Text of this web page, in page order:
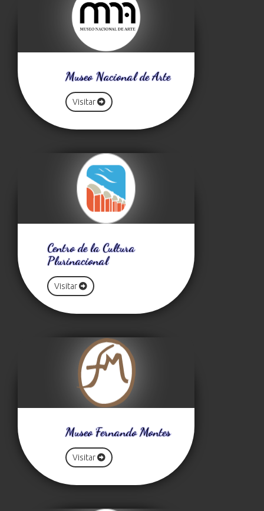
Museo Nacional de Arte
Visitar
Centro de la Cultura
Plurinacional
Visitar
Museo Fernando Montes
Visitar